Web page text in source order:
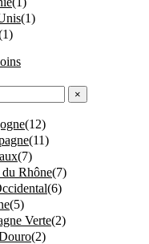
(1)
1)
×
(12)
(11)
(7)
Rhône(7)
(6)
(5)
Verte(2)
(2)